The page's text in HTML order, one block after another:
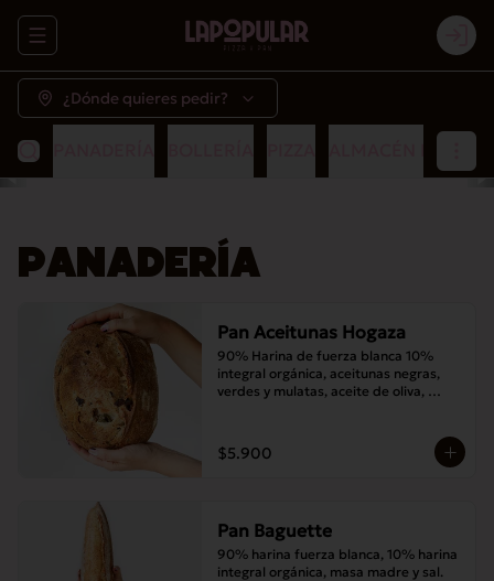
Abrir menu de navegación
¿Dónde quieres pedir?
PANADERÍA
Pan Aceitunas Hogaza
90% Harina de fuerza blanca 10%
integral orgánica, aceitunas negras,
verdes y mulatas, aceite de oliva,
$5.900
Pan Baguette
90% harina fuerza blanca, 10% harina
integral orgánica, masa madre y sal.